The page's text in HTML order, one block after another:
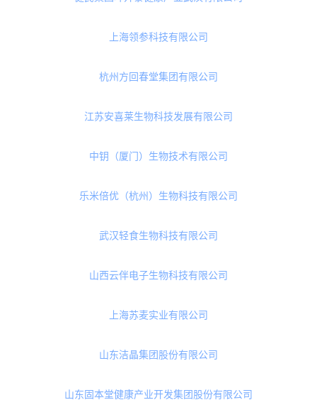
广东华南医药技术有限责任公司
百灵大健康产业发展（南京）有限公司
膳全（上海）健康食品有限公司
杭州森淦科技有限公司
健民集团叶开泰健康产业武汉有限公司
上海领参科技有限公司
杭州方回春堂集团有限公司
江苏安喜莱生物科技发展有限公司
中钥（厦门）生物技术有限公司
乐米倍优（杭州）生物科技有限公司